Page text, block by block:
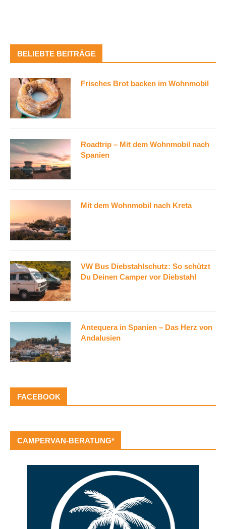
BELIEBTE BEITRÄGE
Frisches Brot backen im Wohnmobil
Roadtrip – Mit dem Wohnmobil nach
Spanien
Mit dem Wohnmobil nach Kreta
VW Bus Diebstahlschutz: So schützt
Du Deinen Camper vor Diebstahl
Antequera in Spanien – Das Herz von
Andalusien
FACEBOOK
CAMPERVAN-BERATUNG*